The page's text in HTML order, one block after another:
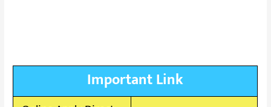
Important Link